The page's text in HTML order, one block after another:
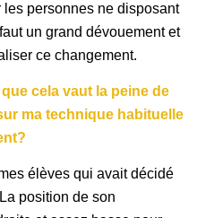
personnes ne disposant
un grand dévouement et
ce changement.
que cela vaut la peine de
ma technique habituelle
élèves qui avait décidé
position de son